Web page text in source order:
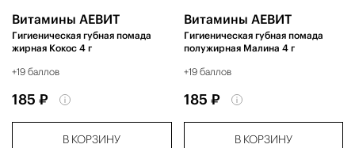
Витамины АЕВИТ
Гигиеническая губная помада
жирная Кокос 4 г
+19 баллов
185 ₽
В КОРЗИНУ
Витамины АЕВИТ
Гигиеническая губная помада
полужирная Малина 4 г
+19 баллов
185 ₽
В КОРЗИНУ